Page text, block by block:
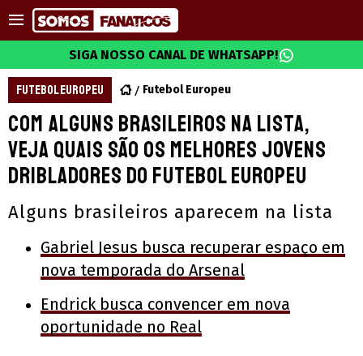
SIGA NOSSO CANAL DE WHATSAPP!
FUTEBOL EUROPEU Futebol Europeu
Com alguns brasileiros na lista,
veja quais são os melhores jovens
dribladores do futebol europeu
Alguns brasileiros aparecem na lista
Gabriel Jesus busca recuperar espaço em
nova temporada do Arsenal
Endrick busca convencer em nova
oportunidade no Real